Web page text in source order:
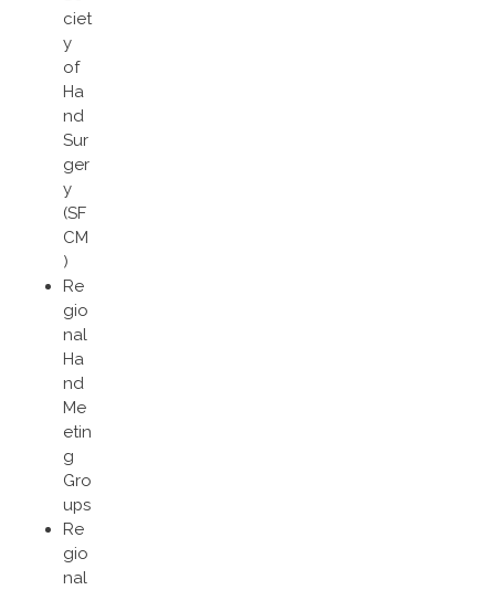
ciet
y
of
Ha
nd
Sur
ger
y
(SF
CM
)
Re
gio
nal
Ha
nd
Me
etin
g
Gro
ups
Re
gio
nal